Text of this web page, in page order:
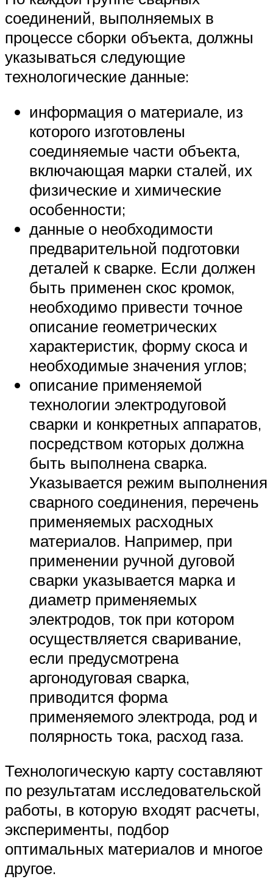
соединений, выполняемых в
процессе сборки объекта, должны
указываться следующие
технологические данные:
информация о материале, из
которого изготовлены
соединяемые части объекта,
включающая марки сталей, их
физические и химические
особенности;
данные о необходимости
предварительной подготовки
деталей к сварке. Если должен
быть применен скос кромок,
необходимо привести точное
описание геометрических
характеристик, форму скоса и
необходимые значения углов;
описание применяемой
технологии электродуговой
сварки и конкретных аппаратов,
посредством которых должна
быть выполнена сварка.
Указывается режим выполнения
сварного соединения, перечень
применяемых расходных
материалов. Например, при
применении ручной дуговой
сварки указывается марка и
диаметр применяемых
электродов, ток при котором
осуществляется сваривание,
если предусмотрена
аргонодуговая сварка,
приводится форма
применяемого электрода, род и
полярность тока, расход газа.
Технологическую карту составляют
по результатам исследовательской
работы, в которую входят расчеты,
эксперименты, подбор
оптимальных материалов и многое
другое.